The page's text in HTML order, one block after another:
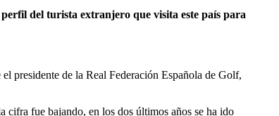
del turista extranjero que visita este país para
presidente de la Real Federación Española de Golf,
cifra fue bajando, en los dos últimos años se ha ido